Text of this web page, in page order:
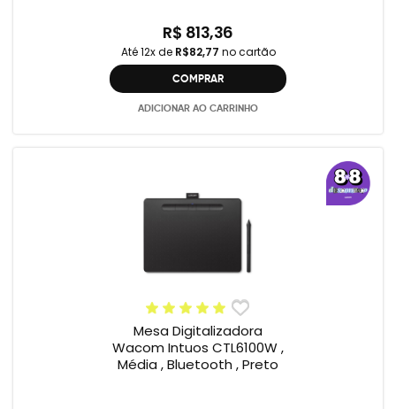
R$ 813,36
Até 12x de R$82,77 no cartão
COMPRAR
ADICIONAR AO CARRINHO
Mesa Digitalizadora
Wacom Intuos CTL6100W ,
Média , Bluetooth , Preto